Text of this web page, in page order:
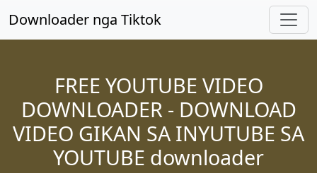
Downloader nga Tiktok
FREE YOUTUBE VIDEO
DOWNLOADER - DOWNLOAD
VIDEO GIKAN SA INYUTUBE SA
YOUTUBE downloader